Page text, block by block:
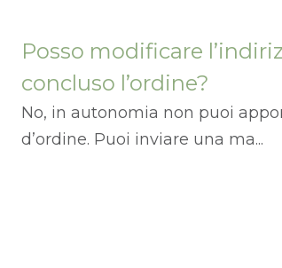
Posso modificare
concluso l’ordine?
No, in autonomia non puoi
d’ordine. Puoi inviare una ma...